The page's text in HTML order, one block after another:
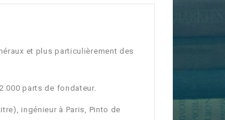
et plus particulièrement des
parts de fondateur.
ingénieur à Paris, Pinto de